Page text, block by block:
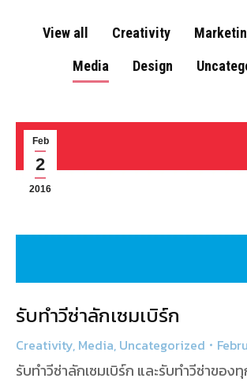
View all Creativity
Media
Design
Feb
2
2016
รับทำวีซ่าลักเซมเบิร์ก
Creativity, Media, Uncategorized
รับทำวีซ่าลักเซมเบิร์ก และรับทำวีซ่าของ